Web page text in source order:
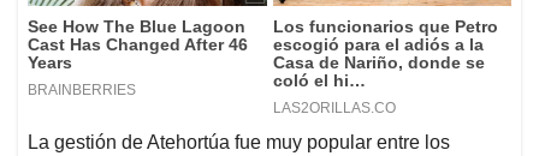
La gestión de Atehortúa fue muy popular entre los